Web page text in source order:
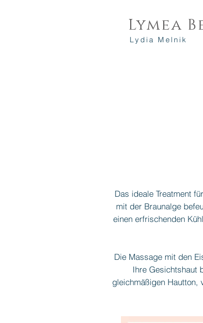
Lymea
Lydia Melnik
Das ideale Treatment
mit der Braunalge
einen erfrischenden
Die Massage mit den
Ihre Gesichtshaut
gleichmäßigen Hautton,